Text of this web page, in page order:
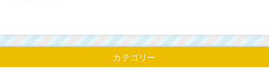
カテゴリー